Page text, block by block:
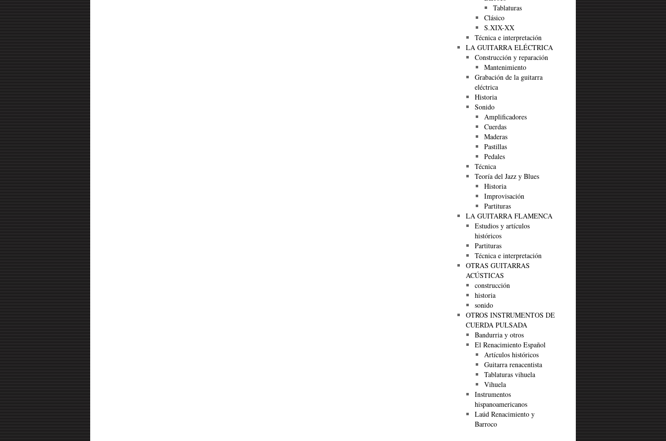
Tablaturas
Clásico
S.XIX-XX
Técnica e interpretación
LA GUITARRA ELÉCTRICA
Construcción y reparación
Mantenimiento
Grabación de la guitarra
eléctrica
Historia
Sonido
Amplificadores
Cuerdas
Maderas
Pastillas
Pedales
Técnica
Teoría del Jazz y Blues
Historia
Improvisación
Partituras
LA GUITARRA FLAMENCA
Estudios y artículos
históricos
Partituras
Técnica e interpretación
OTRAS GUITARRAS
ACÚSTICAS
construcción
historia
sonido
OTROS INSTRUMENTOS DE
CUERDA PULSADA
Bandurria y otros
El Renacimiento Español
Artículos históricos
Guitarra renacentista
Tablaturas vihuela
Vihuela
Instrumentos
hispanoamericanos
Laúd Renacimiento y
Barroco